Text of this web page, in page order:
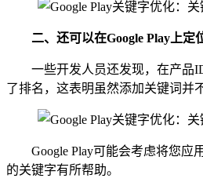
二、还可以在Google Play上定
一些开发人员还发现，在产品
了排名，这表明虽然添加关键词并
Google Play可能会考虑将您
的关键字有所帮助。